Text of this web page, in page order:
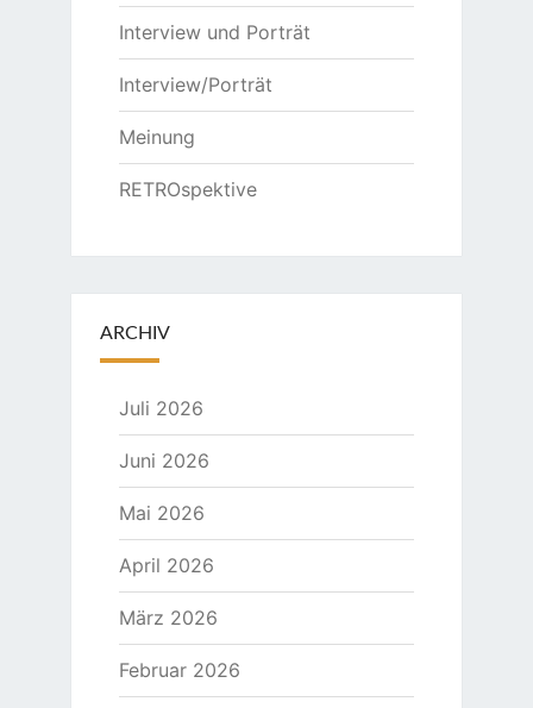
Interview und Porträt
Interview/Porträt
Meinung
RETROspektive
ARCHIV
Juli 2026
Juni 2026
Mai 2026
April 2026
März 2026
Februar 2026